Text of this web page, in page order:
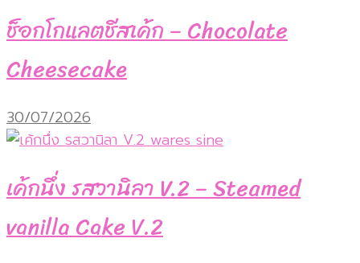
ช็อกโกแลตชีสเค้ก – Chocolate
Cheesecake
30/07/2026
เค้กนึ่ง รสวานิลา V.2 – Steamed
vanilla Cake V.2